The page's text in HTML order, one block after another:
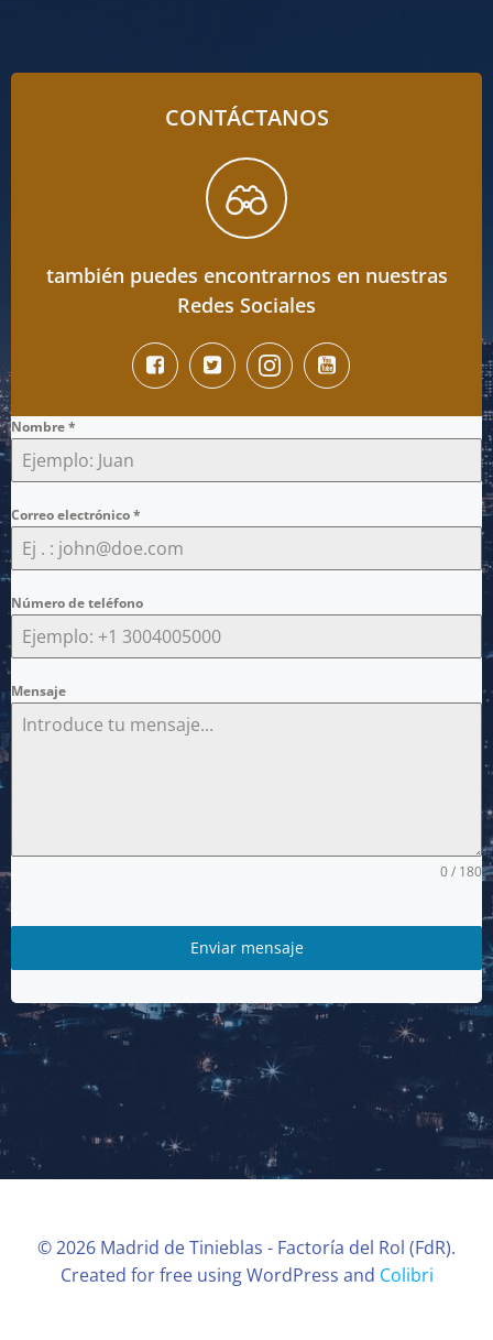
CONTÁCTANOS
también puedes encontrarnos en nuestras
Redes Sociales
Nombre*
Correo electrónico*
Número de teléfono
Mensaje
0 / 180
Enviar mensaje
© 2026 Madrid de Tinieblas - Factoría del Rol (FdR).
Created for free using WordPress and Colibri